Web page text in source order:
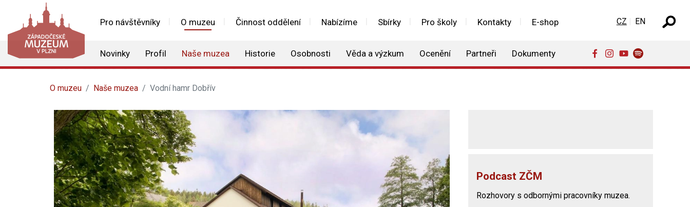
Pro návštěvníky O muzeu Činnost oddělení Nabízíme Sbírky Pro školy Kontakty E-shop
Novinky Profil Naše muzea Historie Osobnosti Věda a výzkum Ocenění Partneři Dokumenty
Zvolte jazyk
CZ EN
O muzeu Naše muzea Vodní hamr Dobřív
Podcast ZČM
Rozhovory s odbornými pracovníky muzea.